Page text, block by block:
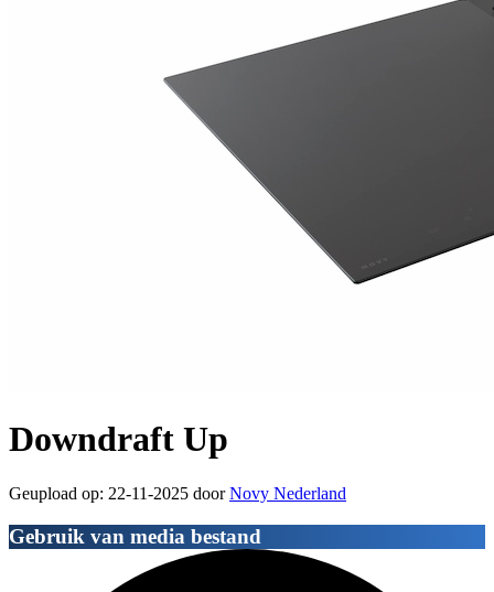
Downdraft Up
Geupload op: 22-11-2025 doorNovy Nederland
Gebruik van media bestand